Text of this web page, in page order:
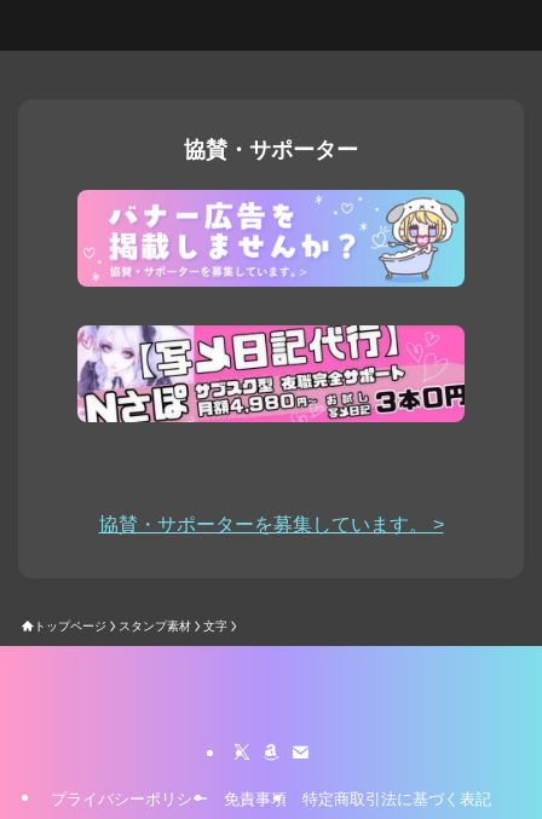
協賛・サポーター
協賛・サポーターを募集しています。 >
トップページ スタンプ素材 文字
プライバシーポリシー 免責事項 特定商取引法に基づく表記